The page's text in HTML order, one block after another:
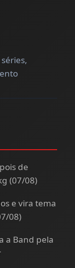
de
(07/08)
e vira tema
08)
a Band pela